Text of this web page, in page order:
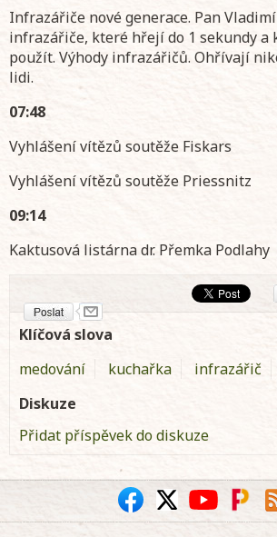
Infrazářiče nové generace. Pan
infrazářiče, které hřejí do 1 sekundy a
použít. Výhody infrazářičů. Ohřívají
lidi.
07:48
Vyhlášení vítězů soutěže Fiskars
Vyhlášení vítězů soutěže Priessnitz
09:14
Kaktusová listárna dr. Přemka Podlahy
Klíčová slova
medování
kuchařka infrazářič
Diskuze
Přidat příspěvek do diskuze